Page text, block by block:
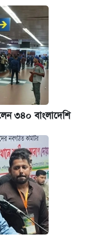
৩৪০ বাংলাদেশি